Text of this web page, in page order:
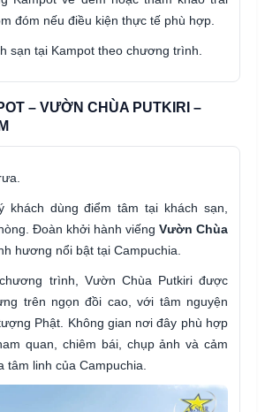
đóm nếu điều kiện thực tế phù hợp.
sạn tại Kampot theo chương trình.
– VƯỜN CHÙA PUTKIRI –
khách dùng điểm tâm tại khách sạn,
Đoàn khởi hành viếng Vườn Chùa
hương nổi bật tại Campuchia.
trình, Vườn Chùa Putkiri được
trên ngọn đồi cao, với tâm nguyện
Phật. Không gian nơi đây phù hợp
quan, chiêm bái, chụp ảnh và cảm
tâm linh của Campuchia.